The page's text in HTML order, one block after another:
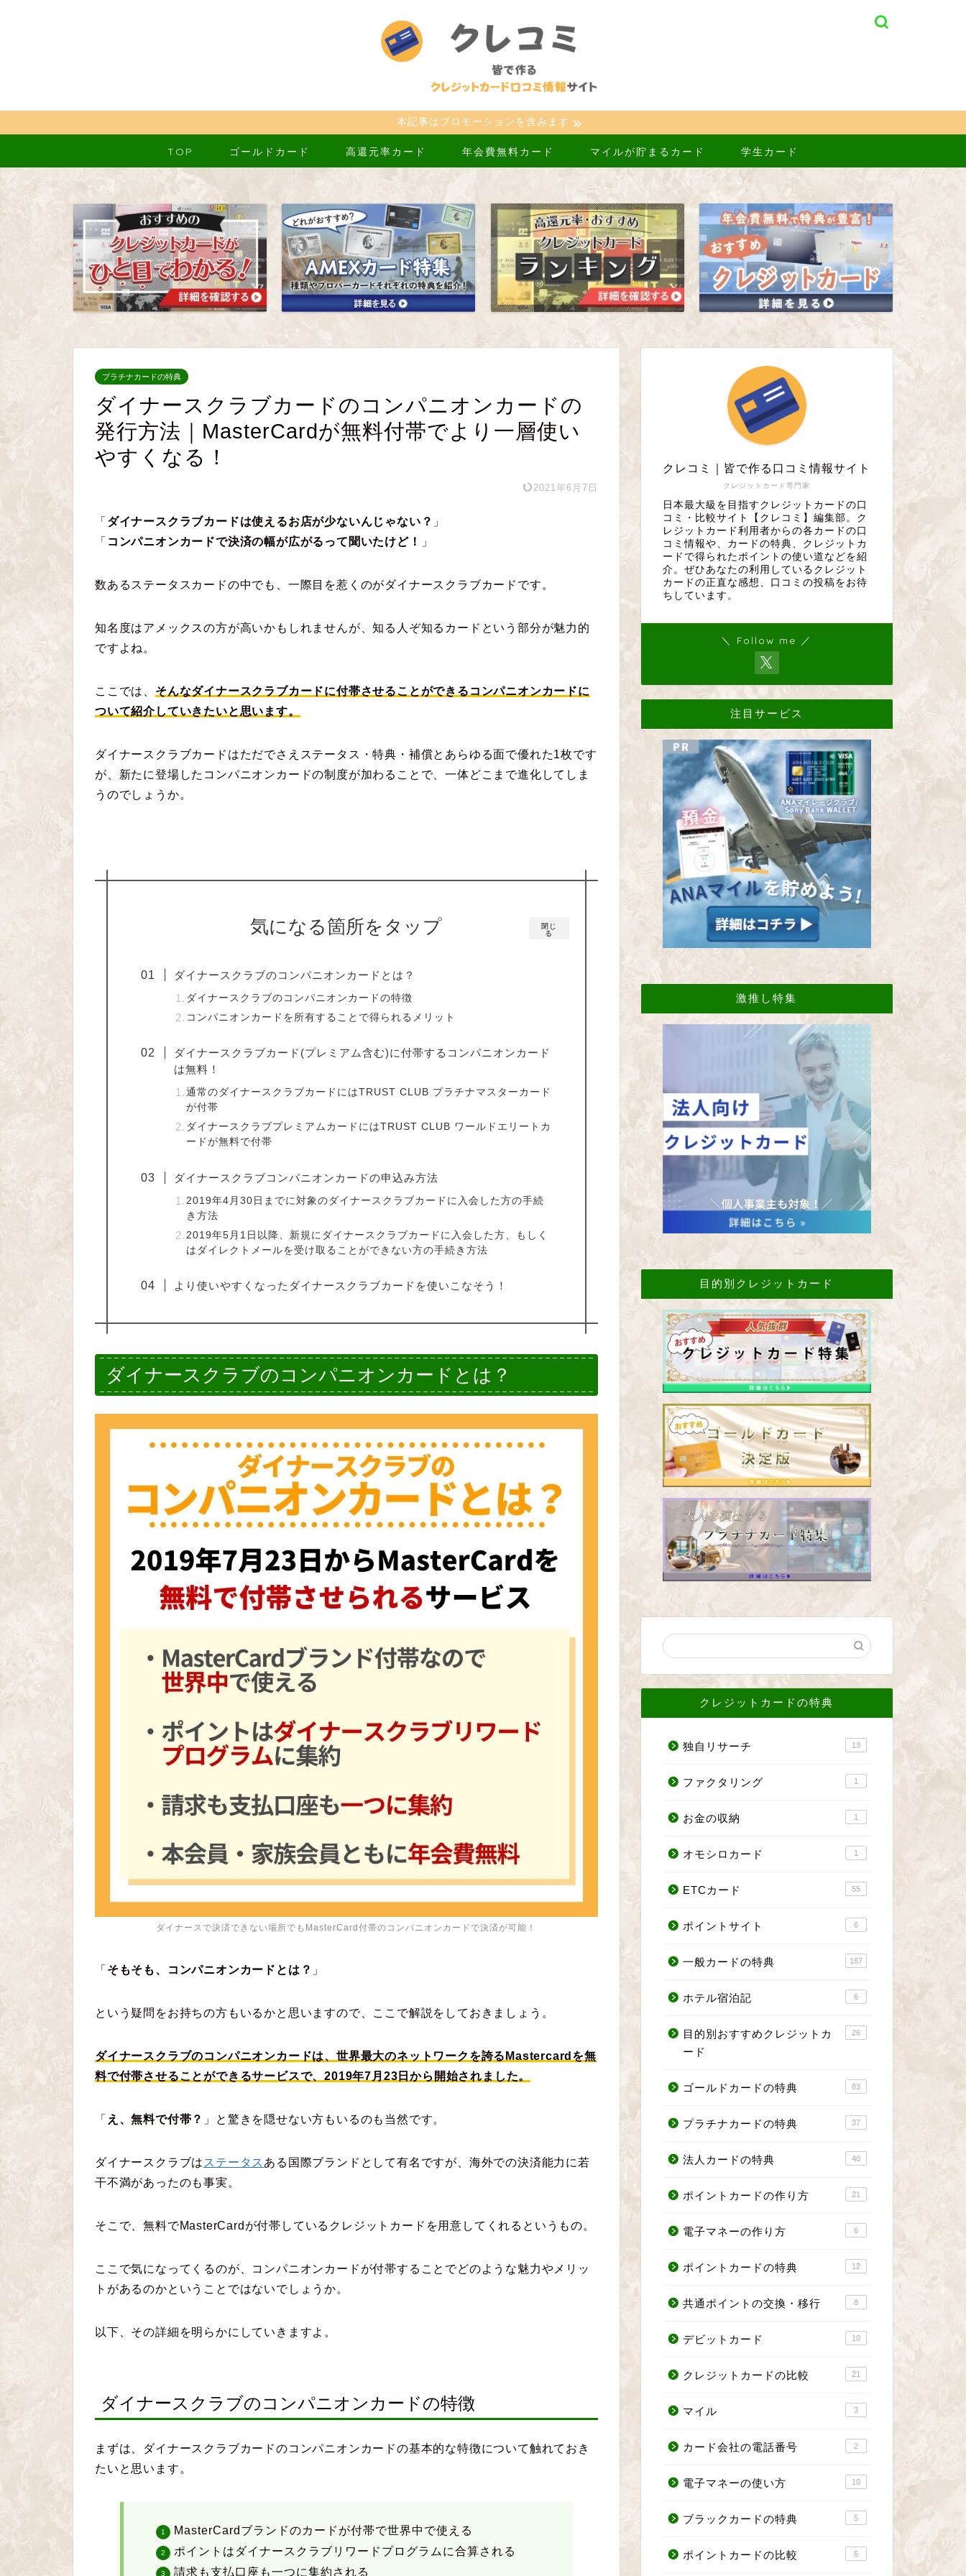
本記事はプロモーションを含みます
TOP ゴールドカード 高還元率カード 年会費無料カード マイルが貯まるカード 学生カード
プラチナカードの特典
ダイナースクラブカードのコンパニオンカードの
発行方法｜MasterCardが無料付帯でより一層使い
やすくなる！
2021年6月7日
「 ダイナースクラブカードは使えるお店が少ないんじゃない？ 」
「 コンパニオンカードで決済の幅が広がるって聞いたけど！ 」
数あるステータスカードの中でも、一際目を惹くのがダイナースクラブカードです。
知名度はアメックスの方が高いかもしれませんが、知る人ぞ知るカードという部分が魅力的
ですよね。
ここでは、 そんなダイナースクラブカードに付帯させることができるコンパニオンカードに
ついて紹介していきたいと思います。
ダイナースクラブカードはただでさえステータス・特典・補償とあらゆる面で優れた1枚です
が、新たに登場したコンパニオンカードの制度が加わることで、一体どこまで進化してしま
うのでしょうか。
閉じ
る
気になる箇所をタップ
ダイナースクラブのコンパニオンカードとは？
ダイナースクラブのコンパニオンカードの特徴
コンパニオンカードを所有することで得られるメリット
ダイナースクラブカード(プレミアム含む)に付帯するコンパニオンカード
は無料！
通常のダイナースクラブカードにはTRUST CLUB プラチナマスターカード
が付帯
ダイナースクラブプレミアムカードにはTRUST CLUB ワールドエリートカ
ードが無料で付帯
ダイナースクラブコンパニオンカードの申込み方法
2019年4月30日までに対象のダイナースクラブカードに入会した方の手続
き方法
2019年5月1日以降、新規にダイナースクラブカードに入会した方、もしく
はダイレクトメールを受け取ることができない方の手続き方法
より使いやすくなったダイナースクラブカードを使いこなそう！
ダイナースクラブのコンパニオンカードとは？
ダイナースで決済できない場所でもMasterCard付帯のコンパニオンカードで決済が可能！
「 そもそも、コンパニオンカードとは？ 」
という疑問をお持ちの方もいるかと思いますので、ここで解説をしておきましょう。
ダイナースクラブのコンパニオンカードは、世界最大のネットワークを誇るMastercardを無
料で付帯させることができるサービスで、2019年7月23日から開始されました。
「 え、無料で付帯？ 」と驚きを隠せない方もいるのも当然です。
ダイナースクラブは ステータス ある国際ブランドとして有名ですが、海外での決済能力に若
干不満があったのも事実。
そこで、無料でMasterCardが付帯しているクレジットカードを用意してくれるというもの。
ここで気になってくるのが、コンパニオンカードが付帯することでどのような魅力やメリッ
トがあるのかということではないでしょうか。
以下、その詳細を明らかにしていきますよ。
ダイナースクラブのコンパニオンカードの特徴
まずは、ダイナースクラブカードのコンパニオンカードの基本的な特徴について触れておき
たいと思います。
MasterCardブランドのカードが付帯で世界中で使える
ポイントはダイナースクラブリワードプログラムに合算される
請求も支払口座も一つに集約される
クレジットカード専門家
クレコミ｜皆で作る口コミ情報サイト
日本最大級を目指すクレジットカードの口
コミ・比較サイト【クレコミ】編集部。ク
レジットカード利用者からの各カードの口
コミ情報や、カードの特典、クレジットカ
ードで得られたポイントの使い道などを紹
介。ぜひあなたの利用しているクレジット
カードの正直な感想、口コミの投稿をお待
ちしています。
＼ Follow me ／
注目サービス
激推し特集
目的別クレジットカード
クレジットカードの特典
独自リサーチ 13
ファクタリング 1
お金の収納 1
オモシロカード 1
ETCカード 55
ポイントサイト 6
一般カードの特典 187
ホテル宿泊記 6
目的別おすすめクレジットカ
ード
26
ゴールドカードの特典 83
プラチナカードの特典 37
法人カードの特典 40
ポイントカードの作り方 21
電子マネーの作り方 6
ポイントカードの特典 12
共通ポイントの交換・移行 8
デビットカード 10
クレジットカードの比較 21
マイル 3
カード会社の電話番号 2
電子マネーの使い方 10
ブラックカードの特典 5
ポイントカードの比較 6